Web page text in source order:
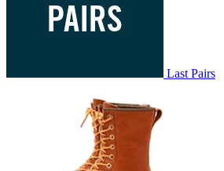
Last Pairs